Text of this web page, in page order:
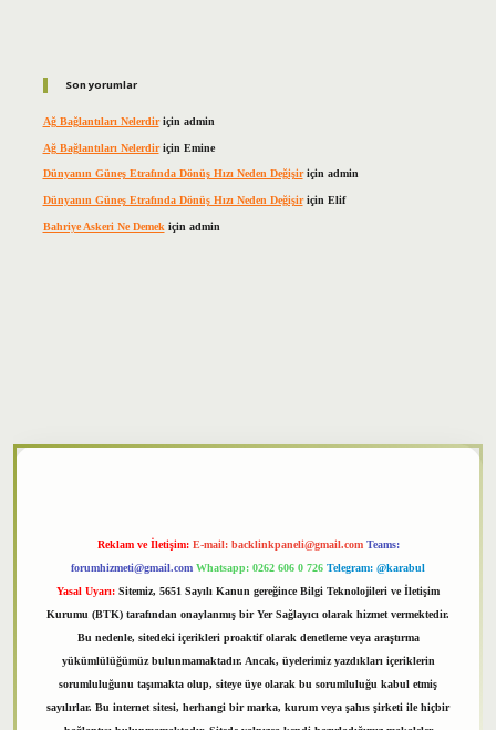
Son yorumlar
Ağ Bağlantıları Nelerdiriçin admin
Ağ Bağlantıları Nelerdiriçin Emine
Dünyanın Güneş Etrafında Dönüş Hızı Neden Değişiriçin admin
Dünyanın Güneş Etrafında Dönüş Hızı Neden Değişiriçin Elif
Bahriye Askeri Ne Demek için admin
Reklam ve İletişim: E-mail: backlinkpaneli@gmail.com Teams:
forumhizmeti@gmail.com Whatsapp: 0262 606 0 726 Telegram: @karabul
Yasal Uyarı: Sitemiz, 5651 Sayılı Kanun gereğince Bilgi Teknolojileri ve İletişim
Kurumu (BTK) tarafından onaylanmış bir Yer Sağlayıcı olarak hizmet vermektedir.
Bu nedenle, sitedeki içerikleri proaktif olarak denetleme veya araştırma
yükümlülüğümüz bulunmamaktadır. Ancak, üyelerimiz yazdıkları içeriklerin
sorumluluğunu taşımakta olup, siteye üye olarak bu sorumluluğu kabul etmiş
sayılırlar. Bu internet sitesi, herhangi bir marka, kurum veya şahıs şirketi ile hiçbir